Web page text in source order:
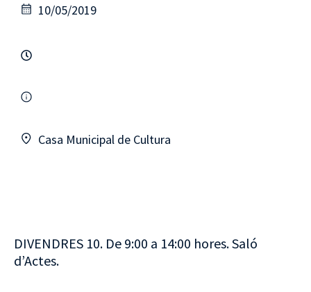
10/05/2019
Casa Municipal de Cultura
DIVENDRES 10. De 9:00 a 14:00 hores. Saló
d’Actes.